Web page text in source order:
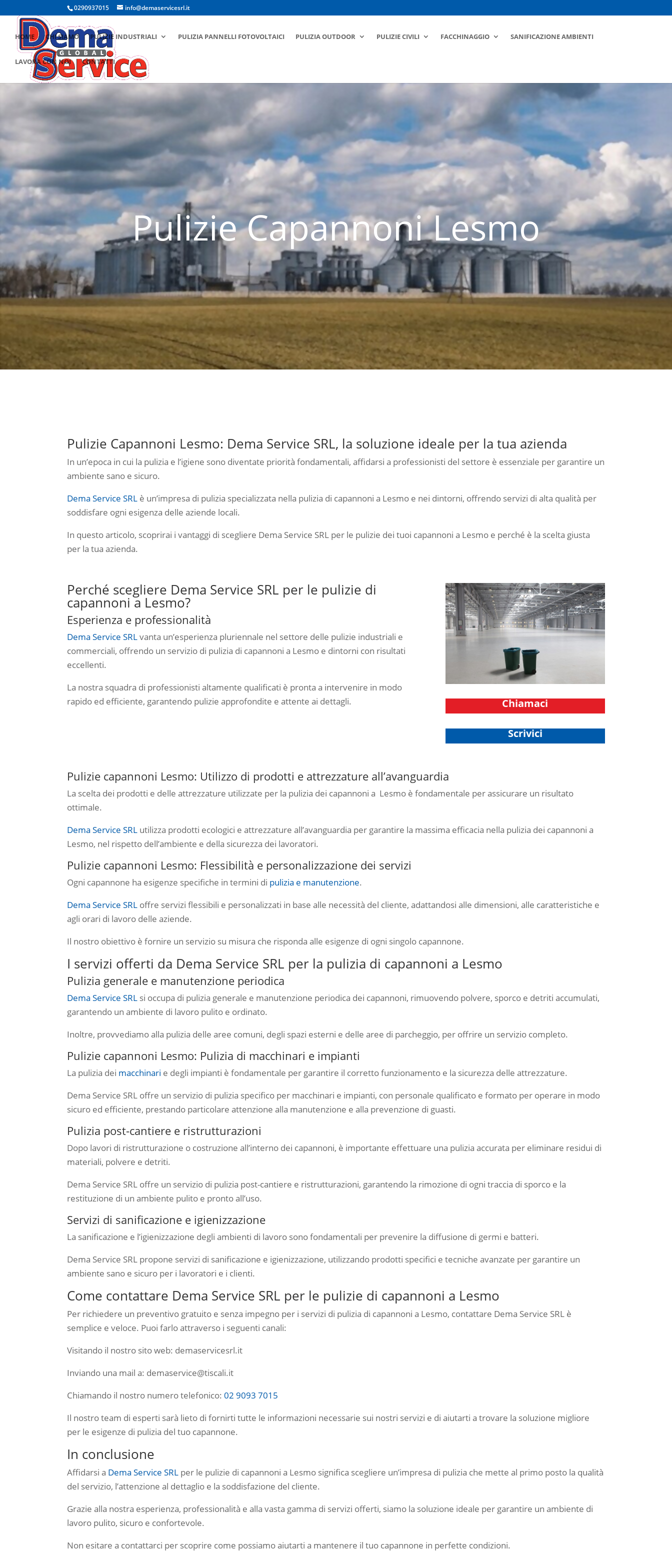
0290937015 info@demaservicesrl.it
HOME CHI SIAMO PULIZIE INDUSTRIALI PULIZIA PANNELLI FOTOVOLTAICI PULIZIA OUTDOOR PULIZIE CIVILI FACCHINAGGIO SANIFICAZIONE AMBIENTI
LAVORA CON NOI CONTATTI
Pulizie Capannoni Lesmo
Pulizie Capannoni Lesmo: Dema Service SRL, la soluzione ideale per la tua azienda
In un’epoca in cui la pulizia e l’igiene sono diventate priorità fondamentali, affidarsi a professionisti del settore è essenziale per garantire un
ambiente sano e sicuro.
Dema Service SRL è un’impresa di pulizia specializzata nella pulizia di capannoni a Lesmo e nei dintorni, offrendo servizi di alta qualità per
soddisfare ogni esigenza delle aziende locali.
In questo articolo, scoprirai i vantaggi di scegliere Dema Service SRL per le pulizie dei tuoi capannoni a Lesmo e perché è la scelta giusta
per la tua azienda.
Perché scegliere Dema Service SRL per le pulizie di
capannoni a Lesmo?
Esperienza e professionalità
Dema Service SRLvanta un’esperienza pluriennale nel settore delle pulizie industriali e
commerciali, offrendo un servizio di pulizia di capannoni a Lesmo e dintorni con risultati
eccellenti.
La nostra squadra di professionisti altamente qualificati è pronta a intervenire in modo
rapido ed efficiente, garantendo pulizie approfondite e attente ai dettagli.
Chiamaci
Scrivici
Pulizie capannoni Lesmo: Utilizzo di prodotti e attrezzature all’avanguardia
La scelta dei prodotti e delle attrezzature utilizzate per la pulizia dei capannoni a Lesmo è fondamentale per assicurare un risultato
ottimale.
Dema Service SRL utilizza prodotti ecologici e attrezzature all’avanguardia per garantire la massima efficacia nella pulizia dei capannoni a
Lesmo, nel rispetto dell’ambiente e della sicurezza dei lavoratori.
Pulizie capannoni Lesmo: Flessibilità e personalizzazione dei servizi
Ogni capannone ha esigenze specifiche in termini di pulizia e manutenzione.
Dema Service SRL offre servizi flessibili e personalizzati in base alle necessità del cliente, adattandosi alle dimensioni, alle caratteristiche e
agli orari di lavoro delle aziende.
Il nostro obiettivo è fornire un servizio su misura che risponda alle esigenze di ogni singolo capannone.
I servizi offerti da Dema Service SRL per la pulizia di capannoni a Lesmo
Pulizia generale e manutenzione periodica
Dema Service SRL si occupa di pulizia generale e manutenzione periodica dei capannoni, rimuovendo polvere, sporco e detriti accumulati,
garantendo un ambiente di lavoro pulito e ordinato.
Inoltre, provvediamo alla pulizia delle aree comuni, degli spazi esterni e delle aree di parcheggio, per offrire un servizio completo.
Pulizie capannoni Lesmo: Pulizia di macchinari e impianti
La pulizia dei macchinari e degli impianti è fondamentale per garantire il corretto funzionamento e la sicurezza delle attrezzature.
Dema Service SRL offre un servizio di pulizia specifico per macchinari e impianti, con personale qualificato e formato per operare in modo
sicuro ed efficiente, prestando particolare attenzione alla manutenzione e alla prevenzione di guasti.
Pulizia post-cantiere e ristrutturazioni
Dopo lavori di ristrutturazione o costruzione all’interno dei capannoni, è importante effettuare una pulizia accurata per eliminare residui di
materiali, polvere e detriti.
Dema Service SRL offre un servizio di pulizia post-cantiere e ristrutturazioni, garantendo la rimozione di ogni traccia di sporco e la
restituzione di un ambiente pulito e pronto all’uso.
Servizi di sanificazione e igienizzazione
La sanificazione e l’igienizzazione degli ambienti di lavoro sono fondamentali per prevenire la diffusione di germi e batteri.
Dema Service SRL propone servizi di sanificazione e igienizzazione, utilizzando prodotti specifici e tecniche avanzate per garantire un
ambiente sano e sicuro per i lavoratori e i clienti.
Come contattare Dema Service SRL per le pulizie di capannoni a Lesmo
Per richiedere un preventivo gratuito e senza impegno per i servizi di pulizia di capannoni a Lesmo, contattare Dema Service SRL è
semplice e veloce. Puoi farlo attraverso i seguenti canali:
Visitando il nostro sito web: demaservicesrl.it
Inviando una mail a: demaservice@tiscali.it
Chiamando il nostro numero telefonico:02 9093 7015
Il nostro team di esperti sarà lieto di fornirti tutte le informazioni necessarie sui nostri servizi e di aiutarti a trovare la soluzione migliore
per le esigenze di pulizia del tuo capannone.
In conclusione
Affidarsi a Dema Service SRL per le pulizie di capannoni a Lesmo significa scegliere un’impresa di pulizia che mette al primo posto la qualità
del servizio, l’attenzione al dettaglio e la soddisfazione del cliente.
Grazie alla nostra esperienza, professionalità e alla vasta gamma di servizi offerti, siamo la soluzione ideale per garantire un ambiente di
lavoro pulito, sicuro e confortevole.
Non esitare a contattarci per scoprire come possiamo aiutarti a mantenere il tuo capannone in perfette condizioni.